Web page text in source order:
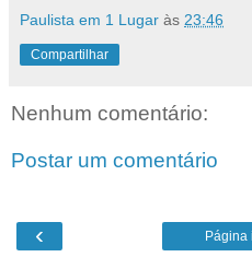
Paulista em 1 Lugar às 23:46
Compartilhar
Nenhum comentário:
Postar um comentário
‹ Página